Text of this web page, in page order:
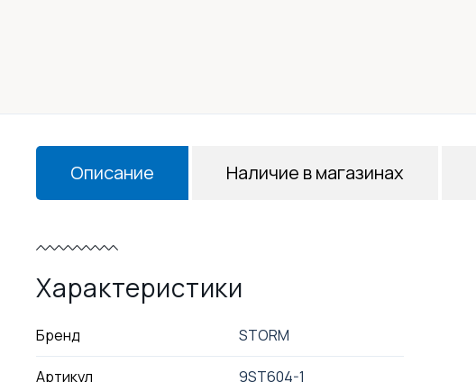
Описание
Характеристики
Бренд STORM
Артикул 9ST604-1
Наличие в магазинах